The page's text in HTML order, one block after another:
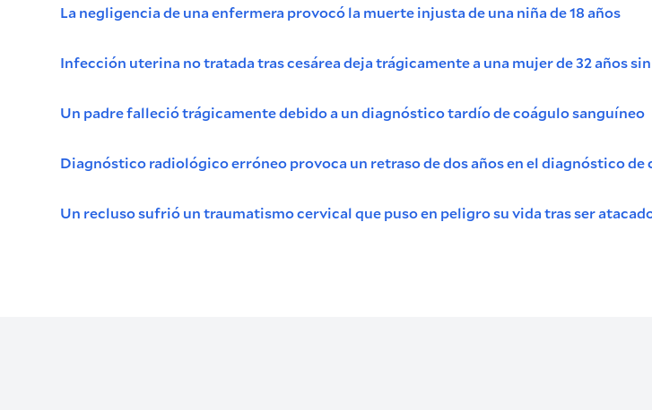
La negligencia de una enfermera provocó la muerte injusta de una niña de 18 años
Infección uterina no tratada tras cesárea deja trágicamente a una mujer de 32 años
Un padre falleció trágicamente debido a un diagnóstico tardío de coágulo sanguíneo
Diagnóstico radiológico erróneo provoca un retraso de dos años en el diagnóstico de
Un recluso sufrió un traumatismo cervical que puso en peligro su vida tras ser